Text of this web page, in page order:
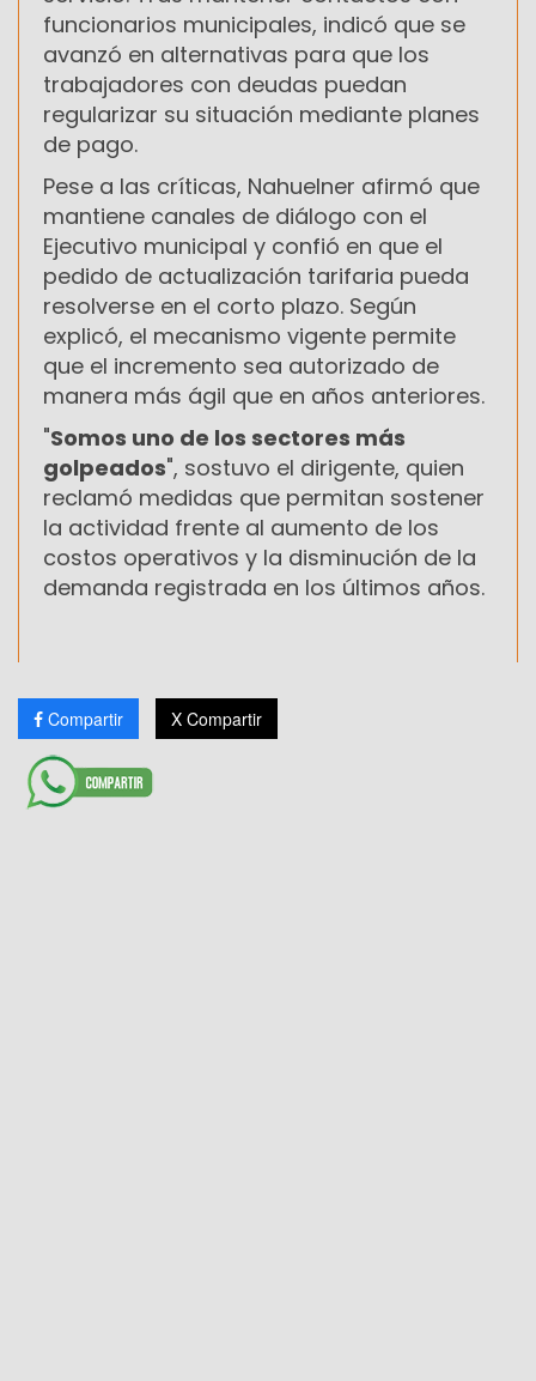
funcionarios municipales, indicó que se
avanzó en alternativas para que los
trabajadores con deudas puedan
regularizar su situación mediante planes
de pago.
Pese a las críticas, Nahuelner afirmó que
mantiene canales de diálogo con el
Ejecutivo municipal y confió en que el
pedido de actualización tarifaria pueda
resolverse en el corto plazo. Según
explicó, el mecanismo vigente permite
que el incremento sea autorizado de
manera más ágil que en años anteriores.
"Somos uno de los sectores más
golpeados", sostuvo el dirigente, quien
reclamó medidas que permitan sostener
la actividad frente al aumento de los
costos operativos y la disminución de la
demanda registrada en los últimos años.
Compartir X Compartir